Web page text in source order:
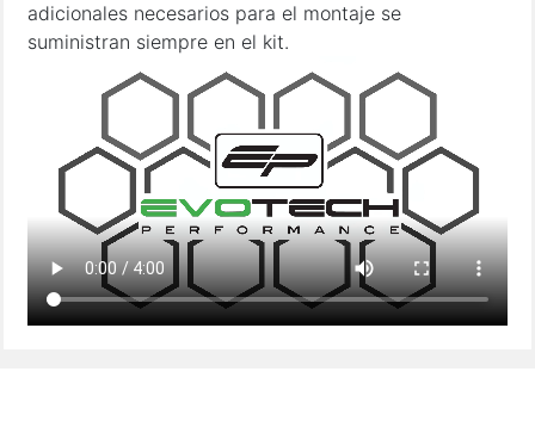
adicionales necesarios para el montaje se
suministran siempre en el kit.